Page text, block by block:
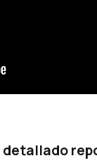
detallado